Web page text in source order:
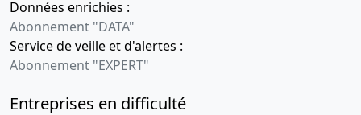
Données enrichies :
Abonnement "DATA"
Service de veille et d'alertes :
Abonnement "EXPERT"
Entreprises en difficulté